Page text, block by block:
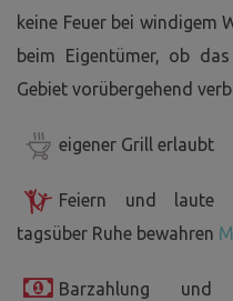
keine Feuer bei windigem
beim Eigentümer, ob
Gebiet vorübergehend
eigener Grill erlaubt
Feiern und laute
tagsüber Ruhe bewahren
Barzahlung